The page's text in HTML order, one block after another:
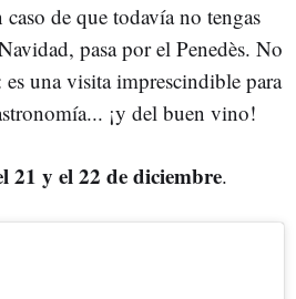
de que todavía no tengas
pasa por el Penedès. No
es una visita imprescindible para
¡y del buen vino!
21 y el 22 de diciembre.